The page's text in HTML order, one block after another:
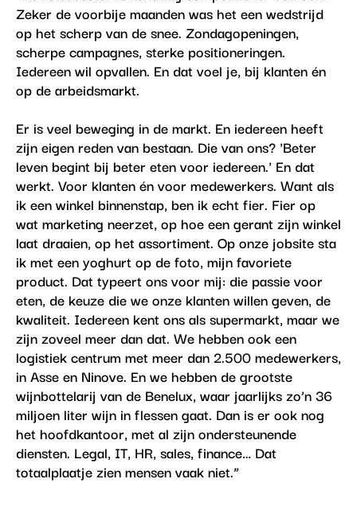
Zeker de voorbije maanden was het een wedstrijd
op het scherp van de snee. Zondagopeningen,
scherpe campagnes, sterke positioneringen.
Iedereen wil opvallen. En dat voel je, bij klanten én
op de arbeidsmarkt.
Er is veel beweging in de markt. En iedereen heeft
zijn eigen reden van bestaan. Die van ons? 'Beter
leven begint bij beter eten voor iedereen.' En dat
werkt. Voor klanten én voor medewerkers. Want als
ik een winkel binnenstap, ben ik echt fier. Fier op
wat marketing neerzet, op hoe een gerant zijn winkel
laat draaien, op het assortiment. Op onze jobsite sta
ik met een yoghurt op de foto, mijn favoriete
product. Dat typeert ons voor mij: die passie voor
eten, de keuze die we onze klanten willen geven, de
kwaliteit. Iedereen kent ons als supermarkt, maar we
zijn zoveel meer dan dat. We hebben ook een
logistiek centrum met meer dan 2.500 medewerkers,
in Asse en Ninove. En we hebben de grootste
wijnbottelarij van de Benelux, waar jaarlijks zo’n 36
miljoen liter wijn in flessen gaat. Dan is er ook nog
het hoofdkantoor, met al zijn ondersteunende
diensten. Legal, IT, HR, sales, finance… Dat
totaalplaatje zien mensen vaak niet.”